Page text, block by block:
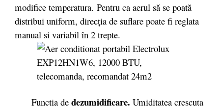
modifice temperatura. Pentru ca aerul să se poată
distribui uniform, direcția de suflare poate fi reglata
manual si variabil în 2 trepte.
Functia de dezumidificare. Umiditatea crescuta